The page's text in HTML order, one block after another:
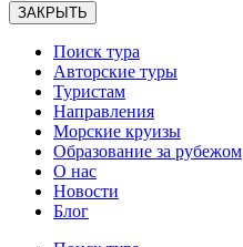
ЗАКРЫТЬ
Поиск тура
Авторские туры
Туристам
Направления
Морские круизы
Образование за рубежом
О нас
Новости
Блог